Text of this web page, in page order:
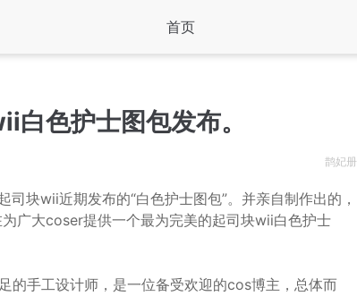
首页
色护士图包发布。
鹊妃册
块wii近期发布的“白色护士图包”。并亲自制作出的，
广大coser提供一个最为完美的起司块wii白色护士
的手工设计师，是一位备受欢迎的cos博主，总体而